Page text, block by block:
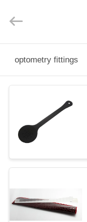
บ้าน
วิดีโอ
เกี่ยว
กับ
เรา
Trade
SCM
Rights
optometry fittings